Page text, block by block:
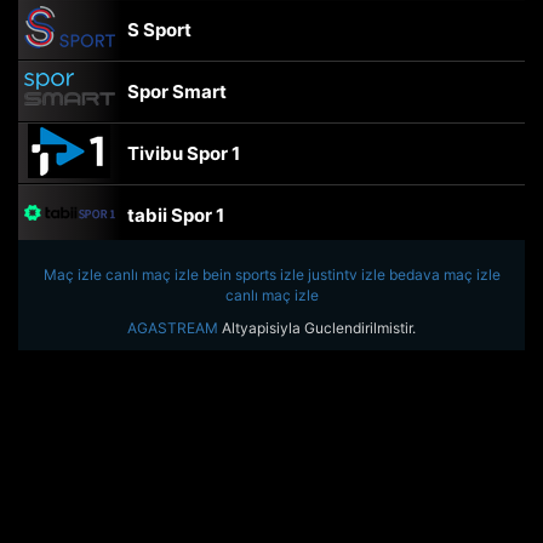
S Sport
Spor Smart
Tivibu Spor 1
tabii Spor 1
TRT Spor
beIN Sports Haber
Maç izle canlı maç izle bein sports izle justintv izle bedava maç izle
canlı maç izle
AGASTREAM Altyapisiyla Guclendirilmistir.